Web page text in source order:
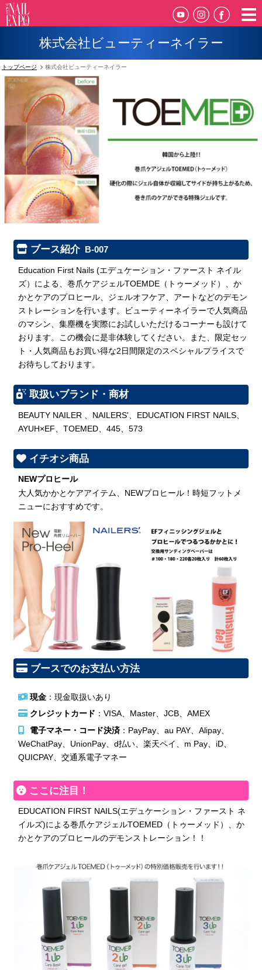
株式会社ビューティーネイラー
トップページ 株式会社ビューティーネイラー
ブース紹介 B-007
Education First Nails (エデュケーション・ファースト ネイル
ズ）による、巻爪ケアジェルTOEMDE（トゥーメッド）、か
かとケアのプロヒール、ジェルオフケア、アートなどのデモン
ストレーションを行います。ビューティーネイラーで人気商品
のマシン、集塵機を実際にお試しいただけるコーナーも設けて
おります。この機会に是非体験してください。また、限定セッ
ト・人気商品もお買い得な2日間限定のスペシャルプライスで
お待ちしております。
取扱いブランド・商材
BEAUTY NAILER 、NAILERS'、EDUCATION FIRST NAILS、
AYUH×EF、TOEMED、445、573
イチオシ商品
NEWプロヒール
大人気かかとケアアイテム、NEWプロヒール！時短フットメ
ニューにおすすめです。
ブースでのお支払い方法
現金：現金取扱いあり
クレジットカード ：VISA、Master、JCB、AMEX
電子マネー・コード決済：PayPay、au PAY、Alipay、
WeChatPay、UnionPay、d払い、楽天ペイ、m Pay、iD、
QUICPAY、交通系電子マネー
ここに注目！
EDUCATION FIRST NAILS(エデュケーション・ファースト ネ
イルズ)による巻爪ケアジェルTOEMED（トゥーメッド）、か
かとケアのプロヒールのデモンストレーション！！